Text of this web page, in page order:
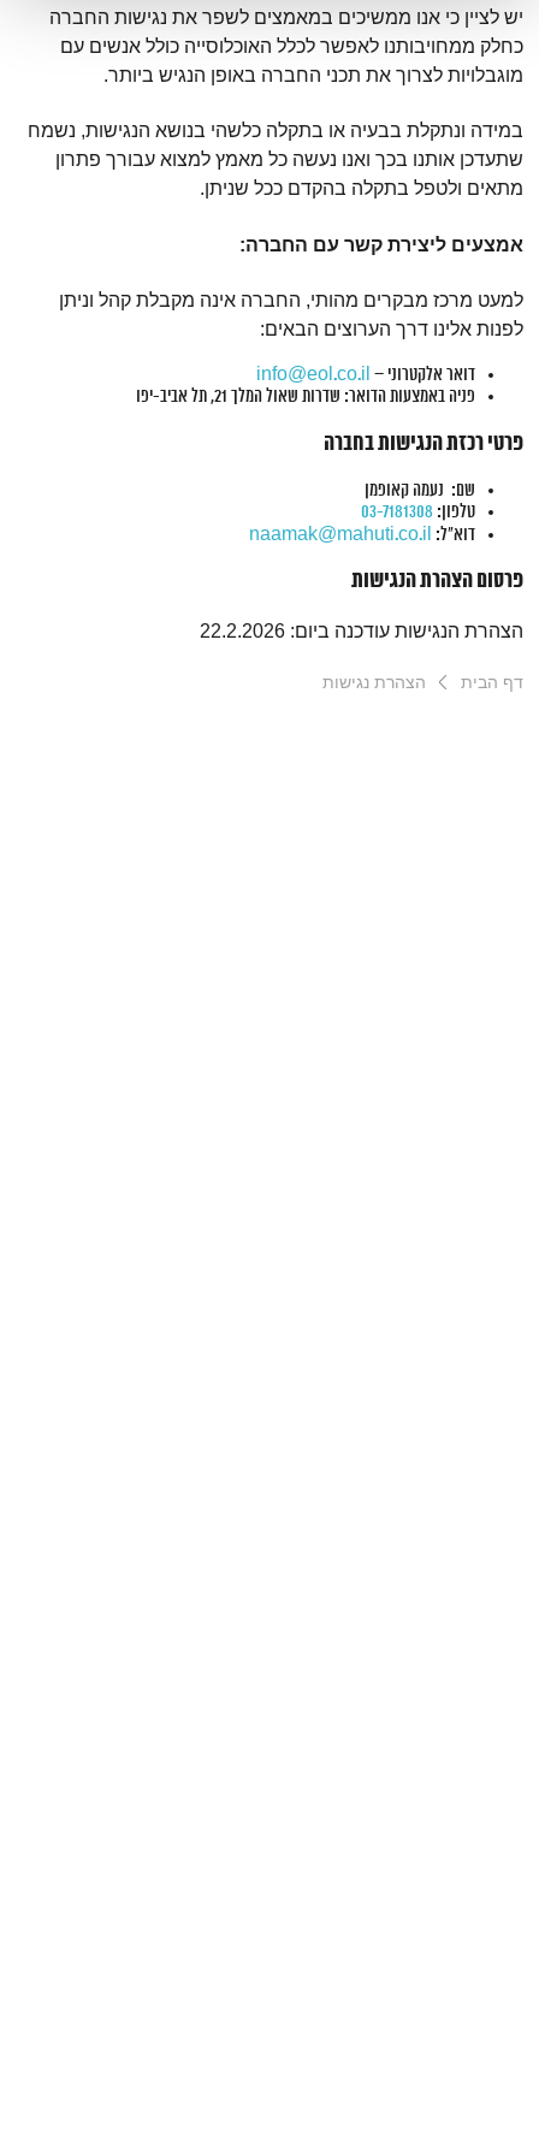
יש לציין כי אנו ממשיכים במאמצים לשפר את נגישות החברה
כחלק ממחויבותנו לאפשר לכלל האוכלוסייה כולל אנשים עם
מוגבלויות לצרוך את תכני החברה באופן הנגיש ביותר.
במידה ונתקלת בבעיה או בתקלה כלשהי בנושא הנגישות, נשמח
שתעדכן אותנו בכך ואנו נעשה כל מאמץ למצוא עבורך פתרון
מתאים ולטפל בתקלה בהקדם ככל שניתן.
אמצעים ליצירת קשר עם החברה:
למעט מרכז מבקרים מהותי, החברה אינה מקבלת קהל וניתן
לפנות אלינו דרך הערוצים הבאים:
דואר אלקטרוני – info@eol.co.il
פניה באמצעות הדואר: שדרות שאול המלך 21, תל אביב-יפו
פרטי רכזת הנגישות בחברה
שם: נעמה קאופמן
טלפון: 03-7181308
דוא"ל: naamak@mahuti.co.il
פרסום הצהרת הנגישות
הצהרת הנגישות עודכנה ביום: 22.2.2026
דף הבית הצהרת נגישות